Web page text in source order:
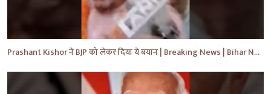
Prashant Kishor ने BJP को लेकर दिया ये बयान | Breaking News | Bihar News | #shorts #yt #biharnews